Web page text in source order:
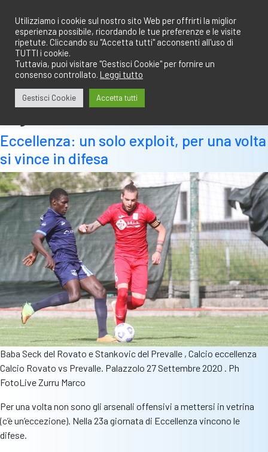
contenuto
Eccellenza: un solo exploit, per una volta
si vince in difesa
Baba Seck del Rovato e Stankovic del Prevalle , Calcio eccellenza
Calcio Rovato vs Prevalle. Palazzolo 27 Settembre 2020 . Ph
FotoLive Zurru Marco
Per una volta non sono gli arsenali offensivi a mettersi in vetrina
(c’è un’eccezione). Nella 23a giornata di Eccellenza vincono le
difese.
Utilizziamo i cookie sul nostro sito Web per offrirti la miglior
esperienza possibile, ricordando le tue preferenze e le visite
ripetute. Cliccando su "Accetta tutti" acconsenti all'uso di
TUTTI i cookie.
Tuttavia, puoi visitare "Gestisci Cookie" per fornire un
consenso controllato. Leggi tutto
Gestisci Cookie Accetta tutti